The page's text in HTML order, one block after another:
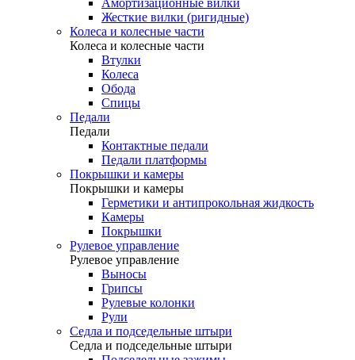
Амортизационные вилки
Жесткие вилки (ригидные)
Колеса и колесные части
Колеса и колесные части
Втулки
Колеса
Обода
Спицы
Педали
Педали
Контактные педали
Педали платформы
Покрышки и камеры
Покрышки и камеры
Герметики и антипрокольная жидкость
Камеры
Покрышки
Рулевое управление
Рулевое управление
Выносы
Грипсы
Рулевые колонки
Рули
Седла и подседельные штыри
Седла и подседельные штыри